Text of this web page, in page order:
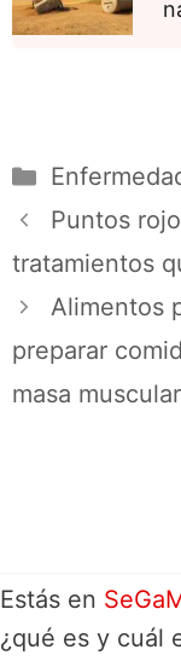
Puntos
tratamientos
Alimentos
preparar
masa
Estás en
¿qué es y cuál